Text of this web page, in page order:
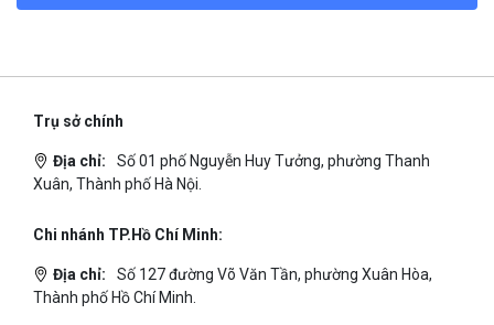
Trụ sở chính
Địa chỉ:
Số 01 phố Nguyễn Huy Tưởng, phường Thanh
Xuân, Thành phố Hà Nội.
Chi nhánh TP.Hồ Chí Minh:
Địa chỉ:
Số 127 đường Võ Văn Tần, phường Xuân Hòa,
Thành phố Hồ Chí Minh.